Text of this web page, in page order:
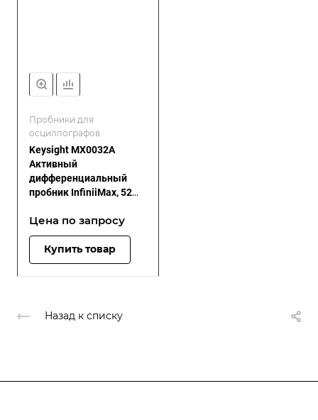
Пробники для
осциллографов
Keysight MX0032A
Активный
дифференциальный
пробник InfiniiMax, 52
Бесселя-Томсона 40 ГГц
Цена по запросу
Купить товар
Назад к списку